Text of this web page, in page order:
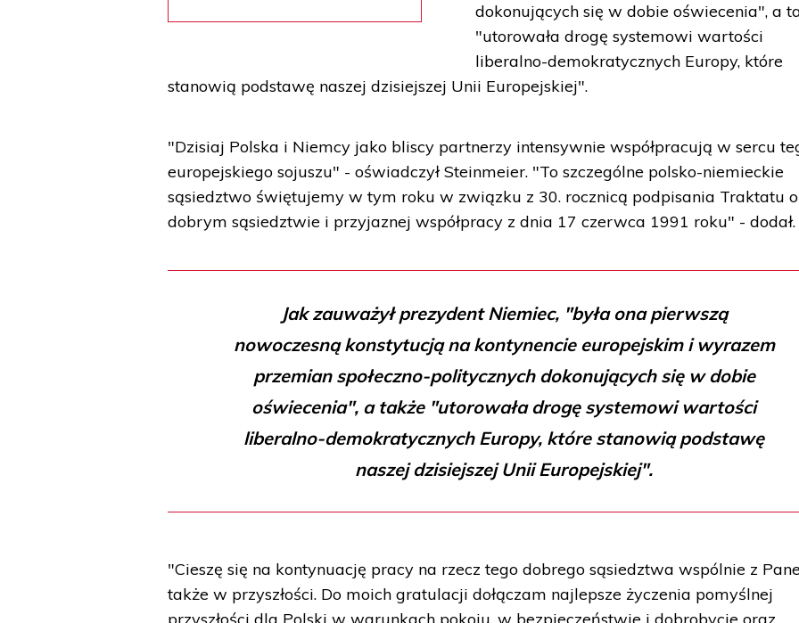
dokonujących się w dobie oświecenia", a
"utorowała drogę systemowi wartości
liberalno-demokratycznych Europy, które
stanowią podstawę naszej dzisiejszej Unii Europejskiej".
"Dzisiaj Polska i Niemcy jako bliscy partnerzy intensywnie współpracują w sercu
europejskiego sojuszu" - oświadczył Steinmeier. "To szczególne polsko-niemieckie
sąsiedztwo świętujemy w tym roku w związku z 30. rocznicą podpisania Traktatu o
dobrym sąsiedztwie i przyjaznej współpracy z dnia 17 czerwca 1991 roku" - dodał.
Jak zauważył prezydent Niemiec, "była ona pierwszą
nowoczesną konstytucją na kontynencie europejskim i wyrazem
przemian społeczno-politycznych dokonujących się w dobie
oświecenia", a także "utorowała drogę systemowi wartości
liberalno-demokratycznych Europy, które stanowią podstawę
naszej dzisiejszej Unii Europejskiej".
"Cieszę się na kontynuację pracy na rzecz tego dobrego sąsiedztwa wspólnie z
także w przyszłości. Do moich gratulacji dołączam najlepsze życzenia pomyślnej